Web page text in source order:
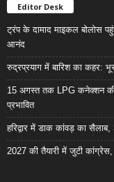
Editor Desk
ट्रंप के दामाद माइकल बोलोस
आनंद
रुद्रप्रयाग में बारिश का कहर:
15 अगस्त तक LPG कनेक्शन की
प्रभावित
हरिद्वार में डाक कांवड़ का
2027 की तैयारी में जुटी